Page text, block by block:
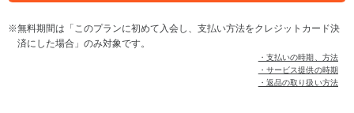
無料期間は「このプランに初めて入会し、支払い方法をクレジットカード決
済にした場合」のみ対象です。
・支払いの時期、方法
・サービス提供の時期
・返品の取り扱い方法